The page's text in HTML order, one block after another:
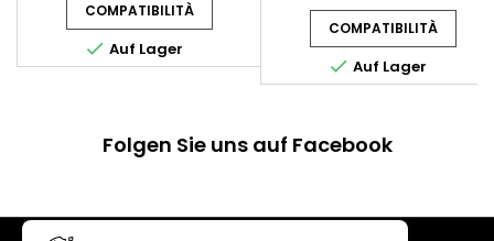
COMPATIBILITÀ
 Auf Lager
COMPATIBILITÀ
 Auf Lager
Folgen Sie uns auf Facebook